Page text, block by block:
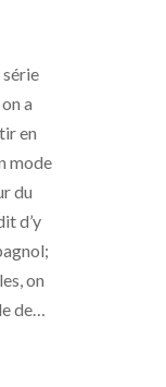
a
en
mode
du
d’y
on
de…